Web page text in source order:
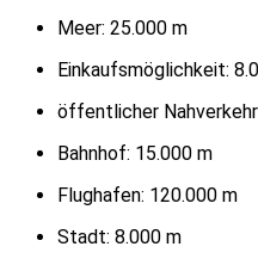
Meer: 25.000 m
Einkaufsmöglichkeit:
öffentlicher
Bahnhof: 15.000 m
Flughafen: 120.000 m
Stadt: 8.000 m